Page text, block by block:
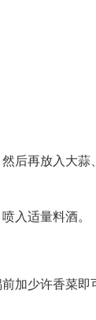
再放入大蒜
入适量料酒。
加少许香菜即